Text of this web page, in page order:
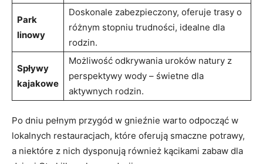
Park
linowy
Doskonale zabezpieczony, oferuje trasy o
różnym stopniu trudności, idealne dla
rodzin.
Spływy
kajakowe
Możliwość odkrywania uroków natury z⁢
perspektywy wody –‌ świetne dla
aktywnych rodzin.
Po⁣ dniu​ pełnym przygód w​ gnieźnie warto odpocząć⁣ w
lokalnych‍ restauracjach, które oferują smaczne potrawy,
a niektóre z‌ nich dysponują⁤ również kącikami zabaw ⁢dla